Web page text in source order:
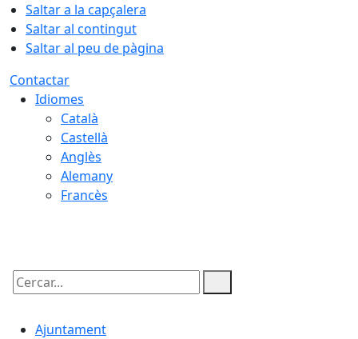
Saltar a la capçalera
Saltar al contingut
Saltar al peu de pàgina
Contactar
Idiomes
Català
Castellà
Anglès
Alemany
Francès
Cercar:
Ajuntament